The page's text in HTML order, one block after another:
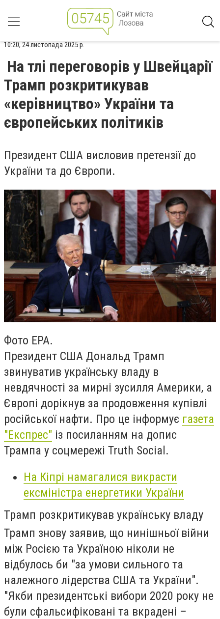
10:20, 24 листопада 2025 р.
На тлі переговорів у Швейцарії
Трамп розкритикував
«керівництво» України та
європейських політиків
Президент США висловив претензії до
України та до Європи.
Фото ЕРА.
Президент США Дональд Трамп
звинуватив українську владу в
невдячності за мирні зусилля Америки, а
Європі дорікнув за продовження купівлі
російської нафти. Про це інформує газета
"Експрес" із посиланням на допис
Трампа у соцмережі Truth Social.
На Кіпрі намагалися викрасти
ексміністра енергетики України
Трамп розкритикував українську владу
Трамп знову заявив, що нинішньої війни
між Росією та Україною ніколи не
відбулось би "за умови сильного та
належного лідерства США та України".
"Якби президентські вибори 2020 року не
були сфальсифіковані та вкрадені –